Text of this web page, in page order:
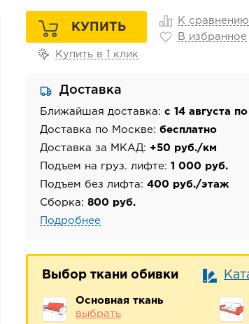
КУПИТЬ
К сравнению
В избранное
Купить в 1 клик
Доставка
Ближайшая доставка: с 14 августа по
Доставка по Москве: бесплатно
Доставка за МКАД: +50 руб./км
Подъем на груз. лифте: 1 000 руб.
Подъем без лифта: 400 руб./этаж
Сборка: 800 руб.
Подробнее
Выбор ткани обивки
Основная ткань
выбрать